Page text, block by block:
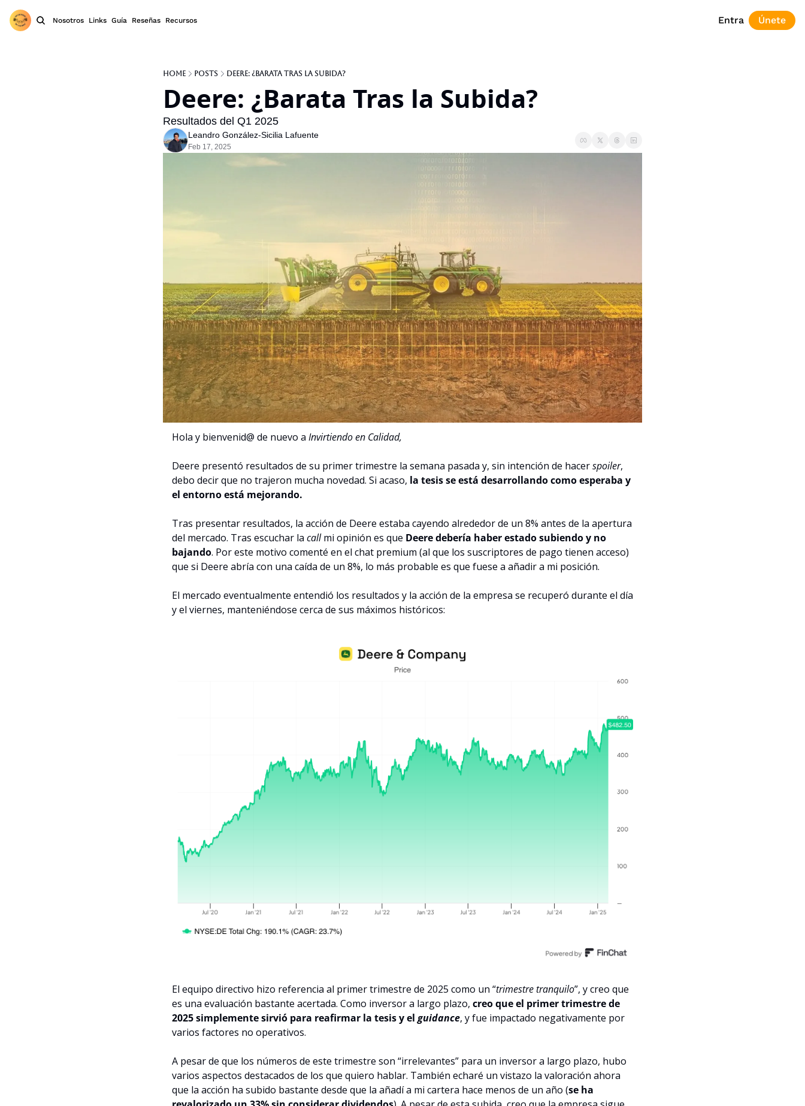
Nosotros Links Guía Reseñas Recursos Entra Únete
Home Posts Deere: ¿Barata Tras la Subida?
Deere: ¿Barata Tras la Subida?
Resultados del Q1 2025
Leandro González-Sicilia Lafuente
Feb 17, 2025
Hola y bienvenid@ de nuevo a Invirtiendo en Calidad,
Deere presentó resultados de su primer trimestre la semana pasada y, sin intención de hacer spoiler,
debo decir que no trajeron mucha novedad. Si acaso, la tesis se está desarrollando como esperaba y
el entorno está mejorando.
Tras presentar resultados, la acción de Deere estaba cayendo alrededor de un 8% antes de la apertura
del mercado. Tras escuchar la call mi opinión es que Deere debería haber estado subiendo y no
bajando. Por este motivo comenté en el chat premium (al que los suscriptores de pago tienen acceso)
que si Deere abría con una caída de un 8%, lo más probable es que fuese a añadir a mi posición.
El mercado eventualmente entendió los resultados y la acción de la empresa se recuperó durante el día
y el viernes, manteniéndose cerca de sus máximos históricos:
El equipo directivo hizo referencia al primer trimestre de 2025 como un “trimestre tranquilo”, y creo que
es una evaluación bastante acertada. Como inversor a largo plazo, creo que el primer trimestre de
2025 simplemente sirvió para reafirmar la tesis y el guidance, y fue impactado negativamente por
varios factores no operativos.
A pesar de que los números de este trimestre son “irrelevantes” para un inversor a largo plazo, hubo
varios aspectos destacados de los que quiero hablar. También echaré un vistazo la valoración ahora
que la acción ha subido bastante desde que la añadí a mi cartera hace menos de un año (se ha